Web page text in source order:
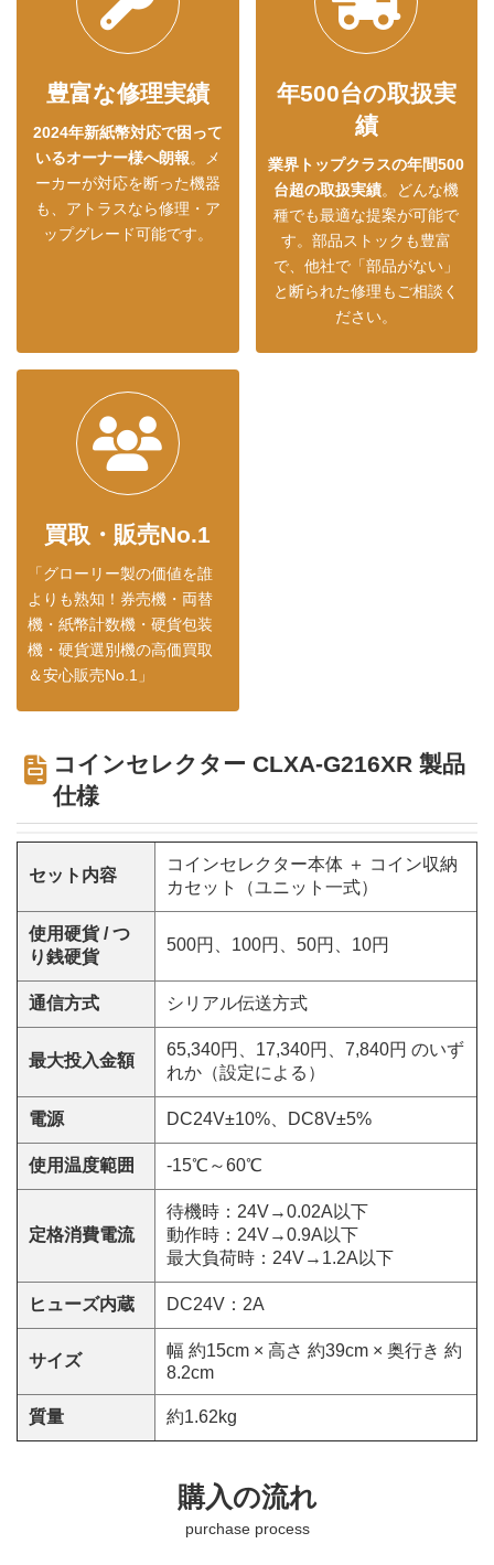
豊富な修理実績
2024年新紙幣対応で困って
いるオーナー様へ朗報。メ
ーカーが対応を断った機器
も、アトラスなら修理・ア
ップグレード可能です。
年500台の取扱実
績
業界トップクラスの年間500
台超の取扱実績。どんな機
種でも最適な提案が可能で
す。部品ストックも豊富
で、他社で「部品がない」
と断られた修理もご相談く
ださい。
買取・販売No.1
「グローリー製の価値を誰
よりも熟知！券売機・両替
機・紙幣計数機・硬貨包装
機・硬貨選別機の高価買取
＆安心販売No.1」
コインセレクター CLXA-G216XR 製品
仕様
セット内容
コインセレクター本体 ＋ コイン収納
カセット（ユニット一式）
使用硬貨 / つ
り銭硬貨
500円、100円、50円、10円
通信方式 シリアル伝送方式
最大投入金額
65,340円、17,340円、7,840円 のいず
れか（設定による）
電源 DC24V±10%、DC8V±5%
使用温度範囲 -15℃～60℃
定格消費電流
待機時：24V→0.02A以下
動作時：24V→0.9A以下
最大負荷時：24V→1.2A以下
ヒューズ内蔵 DC24V：2A
サイズ
幅 約15cm × 高さ 約39cm × 奥行き 約
8.2cm
質量 約1.62kg
購入の流れ
purchase process